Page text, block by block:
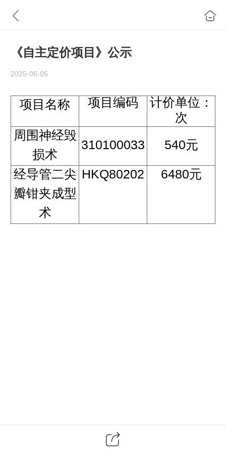
《自主定价项目》公示
2025-06-05
项目名称 项目编码
计价单位：
次
周围神经毁
损术
310100033 540元
经导管二尖
瓣钳夹成型
术
HKQ80202 6480元